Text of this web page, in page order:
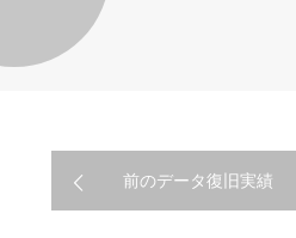
前のデータ復旧実績